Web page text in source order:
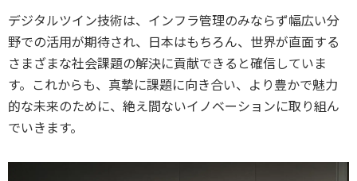
デジタルツイン技術は、インフラ管理のみならず幅広い分
野での活用が期待され、日本はもちろん、世界が直面する
さまざまな社会課題の解決に貢献できると確信していま
す。これからも、真摯に課題に向き合い、より豊かで魅力
的な未来のために、絶え間ないイノベーションに取り組ん
でいきます。